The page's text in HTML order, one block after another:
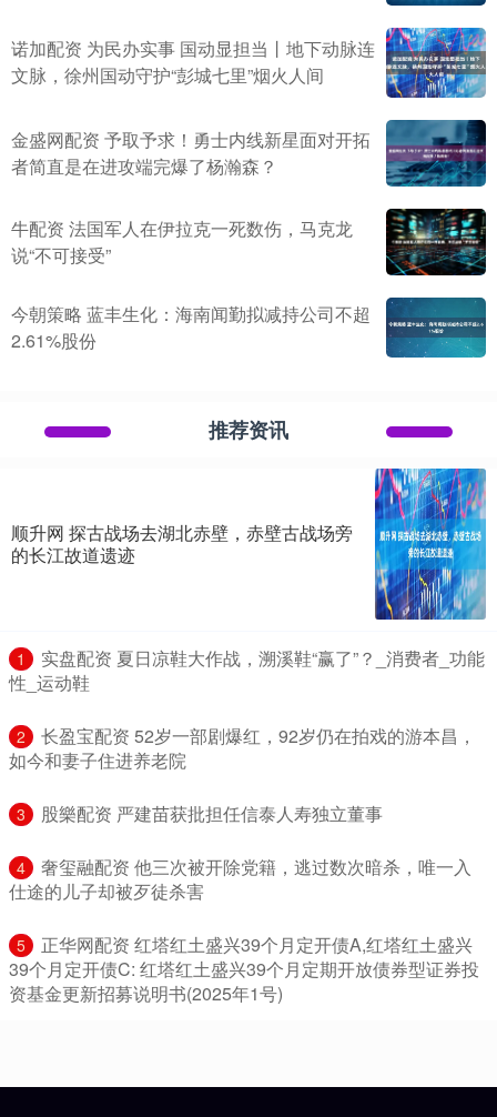
诺加配资 为民办实事 国动显担当丨地下动脉连
文脉，徐州国动守护“彭城七里”烟火人间
金盛网配资 予取予求！勇士内线新星面对开拓
者简直是在进攻端完爆了杨瀚森？
牛配资 法国军人在伊拉克一死数伤，马克龙
说“不可接受”
今朝策略 蓝丰生化：海南闻勤拟减持公司不超
2.61%股份
推荐资讯
顺升网 探古战场去湖北赤壁，赤壁古战场旁
的长江故道遗迹
1
​实盘配资 夏日凉鞋大作战，溯溪鞋“赢了”？_消费者_功能
性_运动鞋
2
​长盈宝配资 52岁一部剧爆红，92岁仍在拍戏的游本昌，
如今和妻子住进养老院
3 ​股樂配资 严建苗获批担任信泰人寿独立董事
4
​奢玺融配资 他三次被开除党籍，逃过数次暗杀，唯一入
仕途的儿子却被歹徒杀害
5
​正华网配资 红塔红土盛兴39个月定开债A,红塔红土盛兴
39个月定开债C: 红塔红土盛兴39个月定期开放债券型证券投
资基金更新招募说明书(2025年1号)